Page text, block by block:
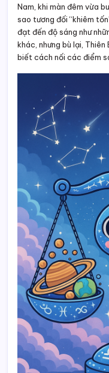
Nam, khi màn đêm vừa
sao tương đối “khiêm
đạt đến độ sáng như
khác, nhưng bù lại, Thiên
biết cách nối các điểm